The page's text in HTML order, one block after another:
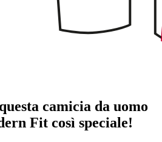
camicia da uomo
Fit così speciale!